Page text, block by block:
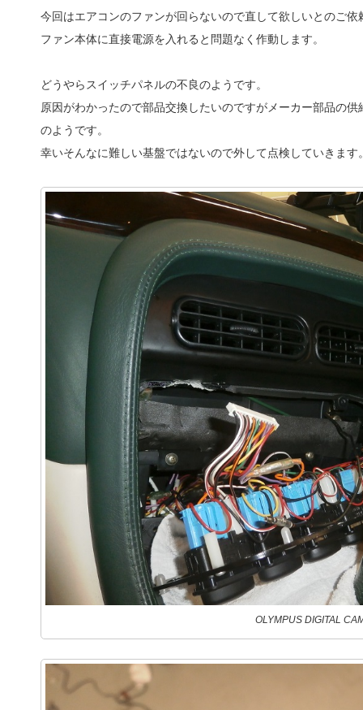
今回はエアコンのファンが回らないので直して欲しいとのご
ファン本体に直接電源を入れると問題なく作動します。
どうやらスイッチパネルの不良のようです。
原因がわかったので部品交換したいのですがメーカー部品の
のようです。
幸いそんなに難しい基盤ではないので外して点検していきます
OLYMPUS DIGITAL